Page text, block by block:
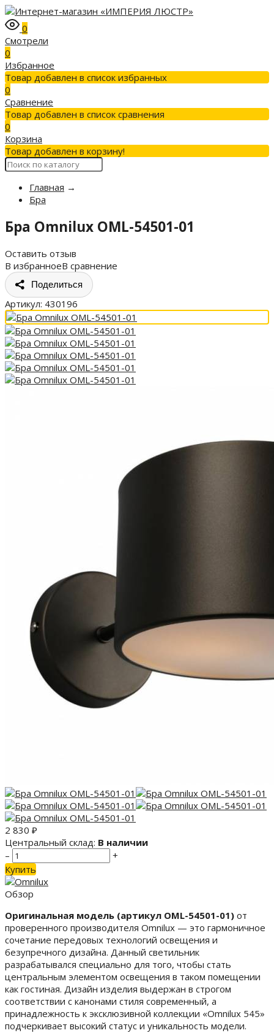
0
Смотрели
0
Избранное
Товар добавлен в список избранных
0
Сравнение
Товар добавлен в список сравнения
0
Корзина
Товар добавлен в корзину!
Главная →
Бра
Бра Omnilux OML-54501-01
Оставить отзыв
В избранноеВ сравнение
Поделиться
Артикул: 430196
2 830 ₽
Центральный склад: В наличии
–
+
Купить
Обзор
Оригинальная модель (артикул OML-54501-01) от
проверенного производителя Omnilux — это гармоничное
сочетание передовых технологий освещения и
безупречного дизайна. Данный светильник
разрабатывался специально для того, чтобы стать
центральным элементом освещения в таком помещении
как гостиная. Дизайн изделия выдержан в строгом
соответствии с канонами стиля современный, а
принадлежность к эксклюзивной коллекции «Omnilux 545»
подчеркивает высокий статус и уникальность модели.